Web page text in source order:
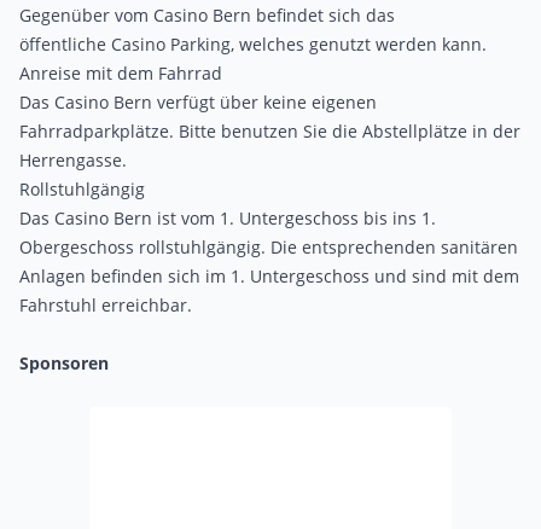
Gegenüber vom Casino Bern befindet sich das
öffentliche Casino Parking, welches genutzt werden kann.
Anreise mit dem Fahrrad
Das Casino Bern verfügt über keine eigenen
Fahrradparkplätze. Bitte benutzen Sie die Abstellplätze in der
Herrengasse.
Rollstuhlgängig
Das Casino Bern ist vom 1. Untergeschoss bis ins 1.
Obergeschoss rollstuhlgängig. Die entsprechenden sanitären
Anlagen befinden sich im 1. Untergeschoss und sind mit dem
Fahrstuhl erreichbar.
Sponsoren